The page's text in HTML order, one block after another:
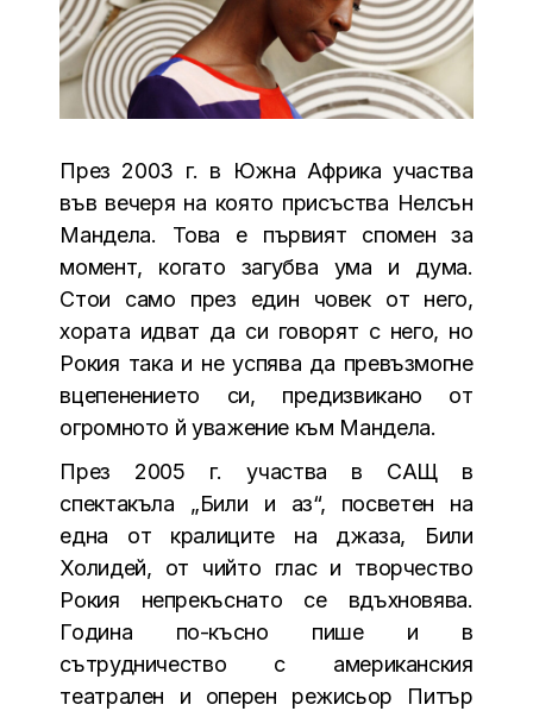
През 2003 г. в Южна Африка участва
във вечеря на която присъства Нелсън
Мандела. Това е първият спомен за
момент, когато загубва ума и дума.
Стои само през един човек от него,
хората идват да си говорят с него, но
Рокия така и не успява да превъзмогне
вцепенението си, предизвикано от
огромното й уважение към Мандела.
През 2005 г. участва в САЩ в
спектакъла „Били и аз“, посветен на
една от кралиците на джаза, Били
Холидей, от чийто глас и творчество
Рокия непрекъснато се вдъхновява.
Година по-късно пише и в
сътрудничество с американския
театрален и оперен режисьор Питър